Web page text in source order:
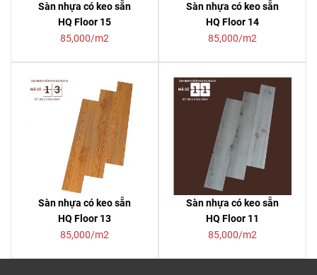
Sàn nhựa có keo sẵn
HQ Floor 15
85,000/m2
Sàn nhựa có keo sẵn
HQ Floor 14
85,000/m2
Sàn nhựa có keo sẵn
HQ Floor 13
85,000/m2
Sàn nhựa có keo sẵn
HQ Floor 11
85,000/m2